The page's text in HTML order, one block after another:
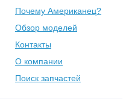
Почему Американец?
Обзор моделей
Контакты
О компании
Поиск запчастей